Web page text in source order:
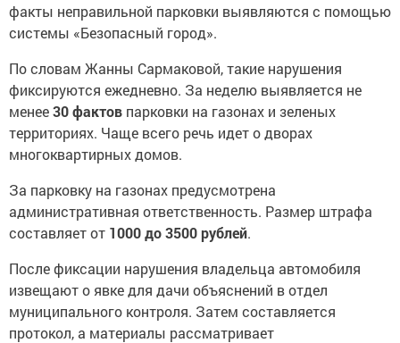
факты неправильной парковки выявляются с помощью
системы «Безопасный город».
По словам Жанны Сармаковой, такие нарушения
фиксируются ежедневно. За неделю выявляется не
менее30 фактов парковки на газонах и зеленых
территориях. Чаще всего речь идет о дворах
многоквартирных домов.
За парковку на газонах предусмотрена
административная ответственность. Размер штрафа
составляет от 1000 до 3500 рублей.
После фиксации нарушения владельца автомобиля
извещают о явке для дачи объяснений в отдел
муниципального контроля. Затем составляется
протокол, а материалы рассматривает